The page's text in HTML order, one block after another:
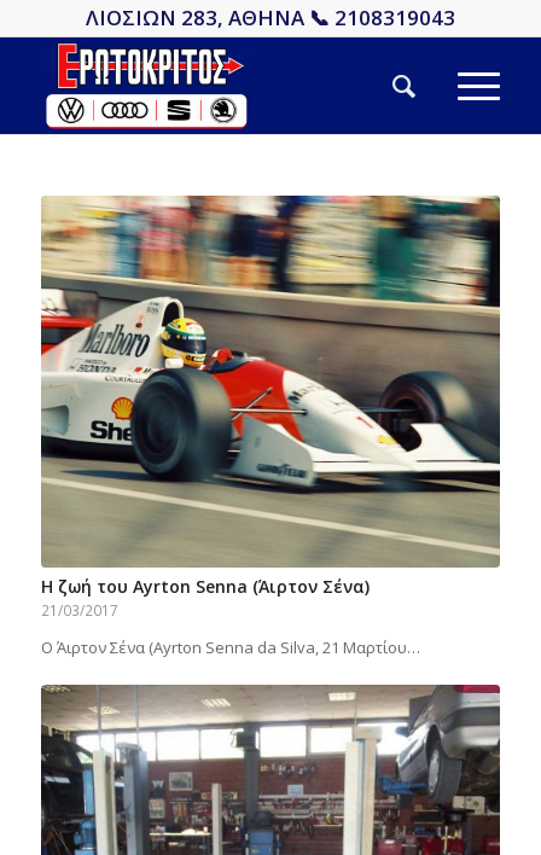
ΛΙΟΣΙΩΝ 283, ΑΘΗΝΑ 📞 2108319043
Η ζωή του Ayrton Senna (Άιρτον Σένα)
21/03/2017
Ο Άιρτον Σένα (Ayrton Senna da Silva, 21 Μαρτίου…